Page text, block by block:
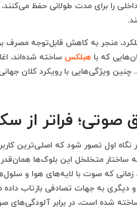
را برای مدت طولانی حفظ
منجر به کاهش قابل‌توجه
که با هبلکس ساخته شده‌اند،
ویژگی‌هایی با رویکرد کلان
صوتی؛ فراتر از
نگاه اول تصور شود که اصلی‌ترین
ساختار متخلخل این بلوک‌ها
که صوت با لایه‌های هوا و
دیگری به جهات تصادفی بازتاب
شده است، در برابر آلودگی‌های